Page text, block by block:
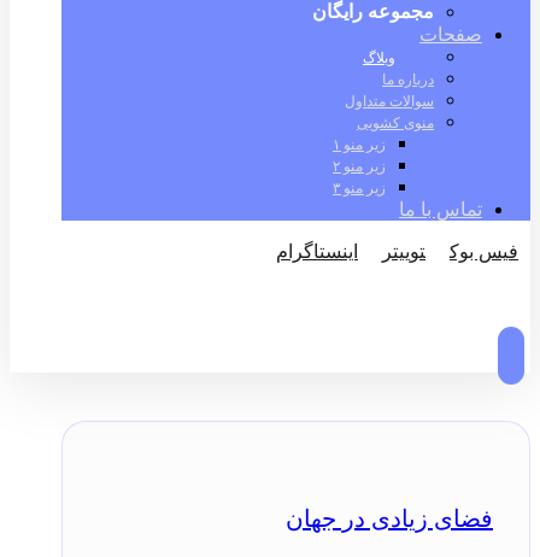
مجموعه رایگان
صفحات
وبلاگ
درباره ما
سوالات متداول
منوی کشویی
زیر منو ۱
زیر منو ۲
زیر منو ۳
تماس با ما
فیس بوک توییتر
اینستاگرام
فضای زیادی در جهان